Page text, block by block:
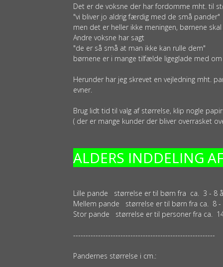
Det er de voksne der har fordomme mht. til
"vi bliver jo aldrig færdig med de små pander"
men det er heller ikke meningen, børnene
Andre voksne har sagt
"de er så små at man ikke kan rulle dem"
børnene er i mange tilfælde ligeglade med om
Herunder har jeg skrevet en vejledning mht.
evner.
Brug lidt tid til valg af størrelse, klip nogle
( der er mange kunder der bliver overrasket
ALDERS INDDELING
Lille pande størrelse er til børn fra ca. 3 - 8
Mellem pande størrelse er til børn fra ca. 8 -
Stor pande størrelse er til personer fra ca.
---------------------------------------------------------
Pandernes størrelse i cm.: